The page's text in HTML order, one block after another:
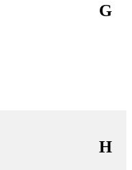
G
H